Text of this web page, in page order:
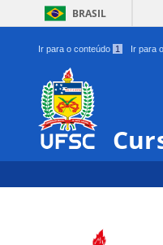
BRASIL
Ir para o conteúdo 1 Ir para